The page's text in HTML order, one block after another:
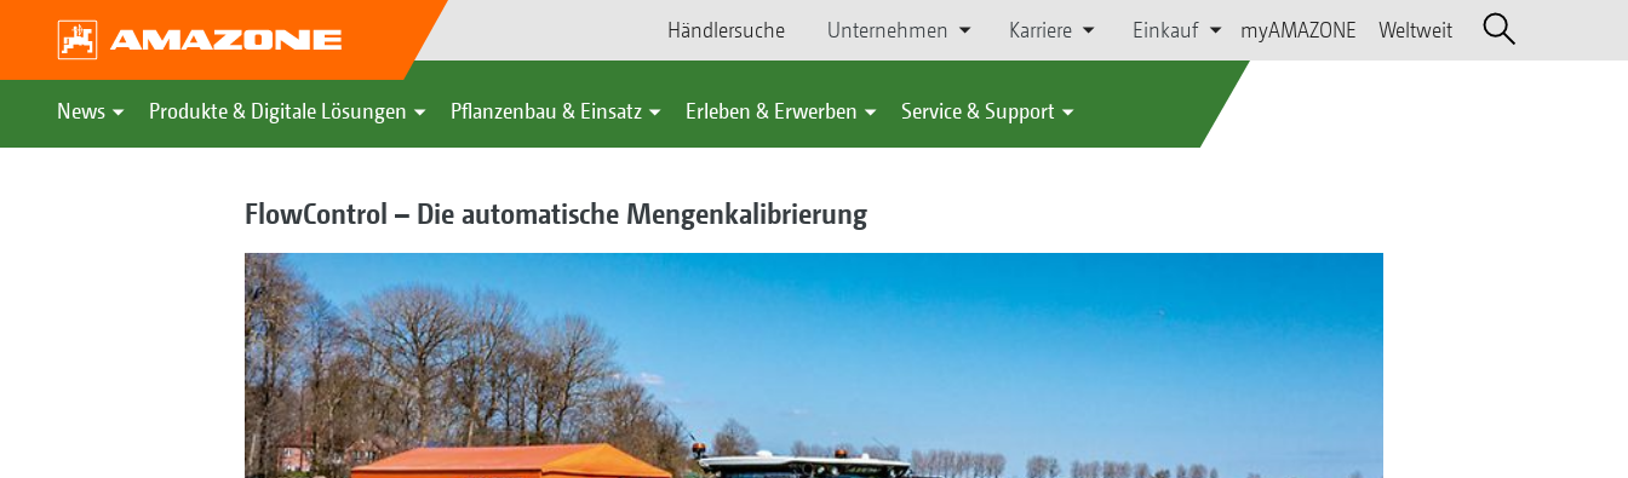
Händlersuche Unternehmen Karriere Einkauf myAMAZONE Weltweit
News Produkte & Digitale Lösungen Pflanzenbau & Einsatz Erleben & Erwerben Service & Support
FlowControl – Die automatische Mengenkalibrierung